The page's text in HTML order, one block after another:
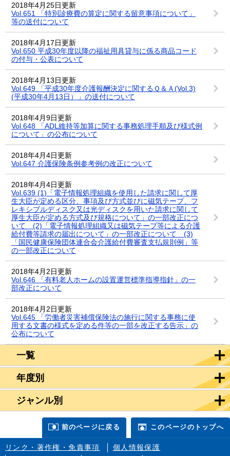
一覧
年度別
ジャンル別
2018年4月25日更新
Vol.651 「特別診療費の算定に関する留意事項について」
等の送付について
2018年4月17日更新
Vol.650 平成30年度以降の福祉用具貸与に係る商品コード
の付与・公表について
2018年4月13日更新
Vol.649 「平成30年度介護報酬決定に関するＱ＆Ａ(Vol.3)
(平成30年4月13日）」の送付について
2018年4月9日更新
Vol.648 「ADL維持等加算に関する事務処理手順及び様式例
について」の公布について
2018年4月4日更新
Vol.647 介護保険条例参考例の改正について
2018年4月4日更新
Vol.639 (1)「電子情報処理組織を使用した請求に関して厚
生大臣が定める区分、事項及び方式並びに磁気テープ、フ
レキシブルディスク又は光ディスクを用いた請求に関して
厚生大臣が定める方式及び規格について」の一部改正につ
いて (2)「電子情報処理組織又は磁気テープ等による介護
給付費等請求の届出について」の一部改正について (3)
「国民健康保険団体連合会介護給付費審査支払規則例」等
の一部改正について
2018年4月2日更新
Vol.646 「有料老人ホームの設置運営標準指導指針」の一
部改正について
2018年4月2日更新
Vol.645 「労働者災害補償保険法の施行に関する事務に使
用する文書の様式を定める件等の一部を改正する告示」の
公布について
前のページに戻る このページのトップへ
リンク・著作権・免責事項
個人情報保護